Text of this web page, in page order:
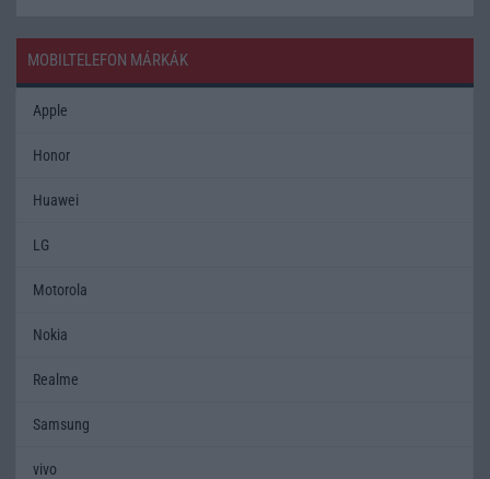
MOBILTELEFON MÁRKÁK
Apple
Honor
Huawei
LG
Motorola
Nokia
Realme
Samsung
vivo